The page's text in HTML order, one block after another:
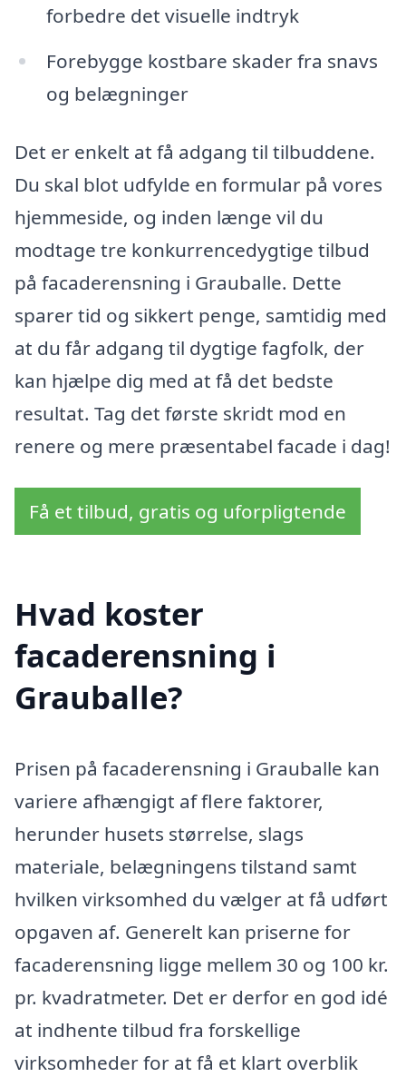
forbedre det visuelle indtryk
Forebygge kostbare skader fra snavs
og belægninger
Det er enkelt at få adgang til tilbuddene.
Du skal blot udfylde en formular på vores
hjemmeside, og inden længe vil du
modtage tre konkurrencedygtige tilbud
på facaderensning i Grauballe. Dette
sparer tid og sikkert penge, samtidig med
at du får adgang til dygtige fagfolk, der
kan hjælpe dig med at få det bedste
resultat. Tag det første skridt mod en
renere og mere præsentabel facade i dag!
Få et tilbud, gratis og uforpligtende
Hvad koster
facaderensning i
Grauballe?
Prisen på facaderensning i Grauballe kan
variere afhængigt af flere faktorer,
herunder husets størrelse, slags
materiale, belægningens tilstand samt
hvilken virksomhed du vælger at få udført
opgaven af. Generelt kan priserne for
facaderensning ligge mellem 30 og 100 kr.
pr. kvadratmeter. Det er derfor en god idé
at indhente tilbud fra forskellige
virksomheder for at få et klart overblik